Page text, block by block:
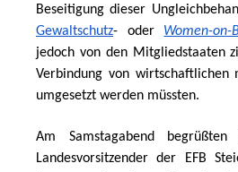
Gewaltschutz- oder Women-on-
jedoch von den Mitgliedstaaten
Verbindung von wirtschaftlichen
umgesetzt werden müssten.
Am Samstagabend begrüßten
Landesvorsitzender der EFB